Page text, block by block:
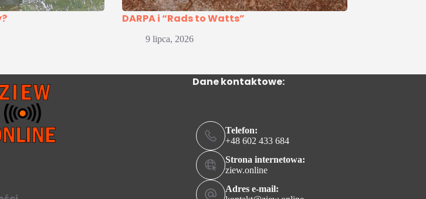
DARPA i “Rads to Watts”
9 lipca, 2026
Dane kontaktowe:
Telefon:
+48 602 433 684
Strona internetowa:
ziew.online
Adres e-mail: